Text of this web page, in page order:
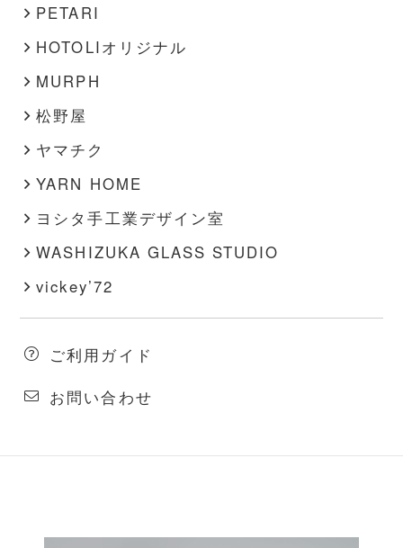
PETARI
HOTOLIオリジナル
MURPH
松野屋
ヤマチク
YARN HOME
ヨシタ手工業デザイン室
WASHIZUKA GLASS STUDIO
vickey’72
ご利用ガイド
お問い合わせ